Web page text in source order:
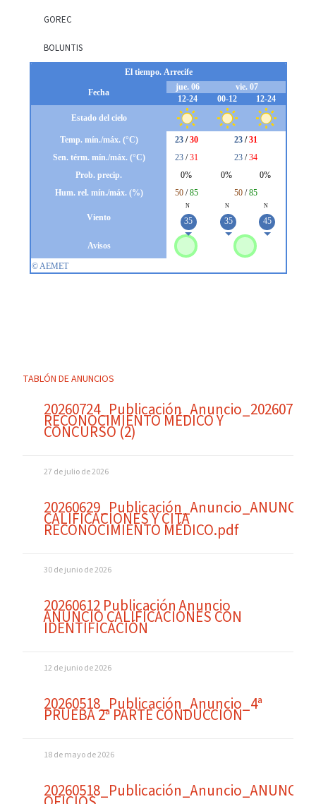
GOREC
BOLUNTIS
TABLÓN DE ANUNCIOS
RECONOCIMIENTO MÉDICO Y
CONCURSO (2)
27 de julio de 2026
20260629_Publicación_Anuncio_ANUNCIO
CALIFICACIONES Y CITA
RECONOCIMIENTO MÉDICO.pdf
30 de junio de 2026
20260612 Publicación Anuncio
ANUNCIO CALIFICACIONES CON
IDENTIFICACIÓN
12 de junio de 2026
20260518_Publicación_Anuncio_4ª
PRUEBA 2ª PARTE CONDUCCION
18 de mayo de 2026
20260518_Publicación_Anuncio_ANUNCIO